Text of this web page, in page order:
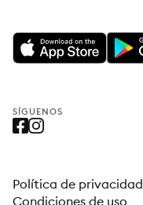
SÍGUENOS
Política de privacidad
Condiciones de uso